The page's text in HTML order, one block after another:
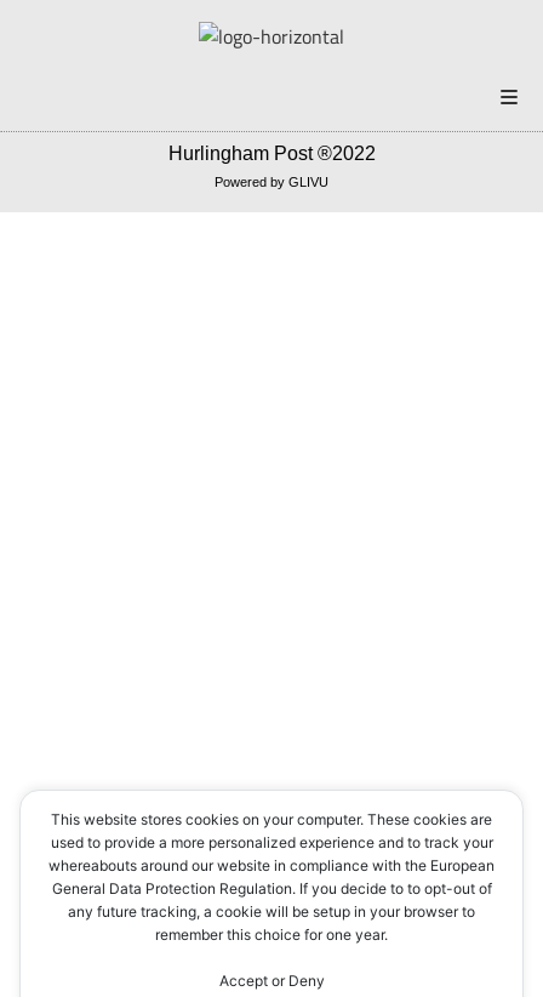
Hurlingham Post ®2022
Powered by GLIVU
This website stores cookies on your computer. These cookies are
used to provide a more personalized experience and to track your
whereabouts around our website in compliance with the European
General Data Protection Regulation. If you decide to to opt-out of
any future tracking, a cookie will be setup in your browser to
remember this choice for one year.
Accept or Deny